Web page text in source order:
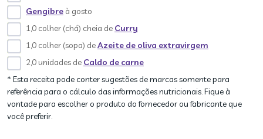
Gengibre à gosto
1,0 colher (chá) cheia de Curry
1,0 colher (sopa) deAzeite de oliva extravirgem
2,0 unidades de Caldo de carne
* Esta receita pode conter sugestões de marcas somente para
referência para o cálculo das informações nutricionais. Fique à
vontade para escolher o produto do fornecedor ou fabricante que
você preferir.